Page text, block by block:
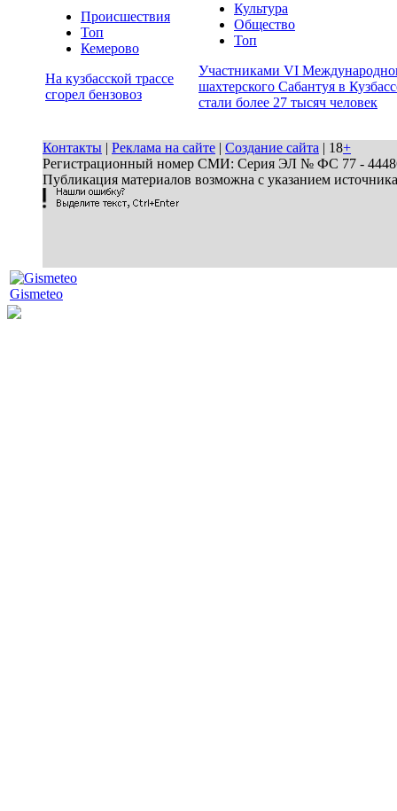
Происшествия
Топ
Кемерово
На кузбасской трассе
сгорел бензовоз
Культура
Общество
Топ
Участниками VI
шахтерского Сабантуя в
стали более 27 тысяч человек
Контакты | Реклама на сайте | Создание сайта | 18+
Регистрационный номер СМИ: Серия ЭЛ № ФС 77 - 44486
Публикация материалов возможна с указанием
Gismeteo